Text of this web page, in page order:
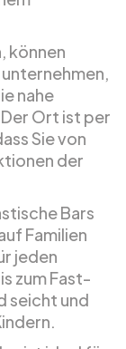
können
nahe
Ort ist per
Sie von
der
Bars
Familien
jeden
zum Fast-
seicht und